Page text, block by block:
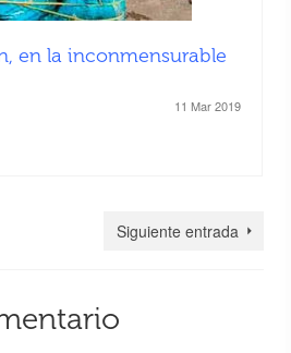
en la inconmensurable
11 Mar 2019
Siguiente entrada